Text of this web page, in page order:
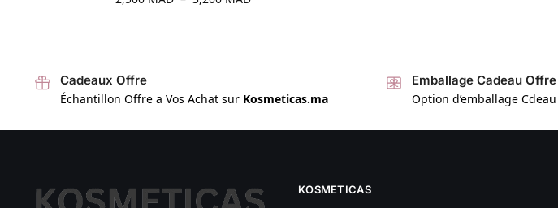
Cadeaux Offre
Échantillon Offre a Vos Achat sur Kosmeticas.ma
Emballage Cadeau Offre
Option d’emballage Cdeau
KOSMETICAS